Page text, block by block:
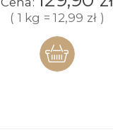
( 1 kg = 12,99 zł )